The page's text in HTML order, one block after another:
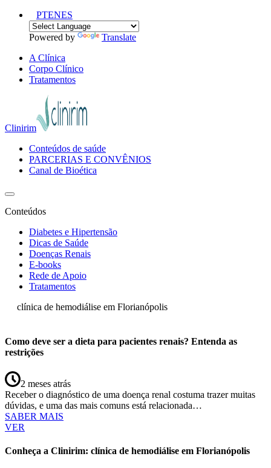
PTENES
Powered by
Translate
A Clínica
Corpo Clínico
Tratamentos
Clinirim
Conteúdos de saúde
PARCERIAS E CONVÊNIOS
Canal de Bioética
Conteúdos
Diabetes e Hipertensão
Dicas de Saúde
Doenças Renais
E-books
Rede de Apoio
Tratamentos
clínica de hemodiálise em Florianópolis
Como deve ser a dieta para pacientes renais? Entenda as
restrições
2 meses atrás
Receber o diagnóstico de uma doença renal costuma trazer muitas
dúvidas, e uma das mais comuns está relacionada…
SABER MAIS
VER
Conheça a Clinirim: clínica de hemodiálise em Florianópolis